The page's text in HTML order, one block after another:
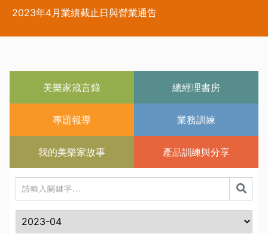
2023年4月業績截止日與營業通告
美樂家箴言錄 總經理書房
專題報導 業務訓練
我的美樂家故事 產品訓練與分享